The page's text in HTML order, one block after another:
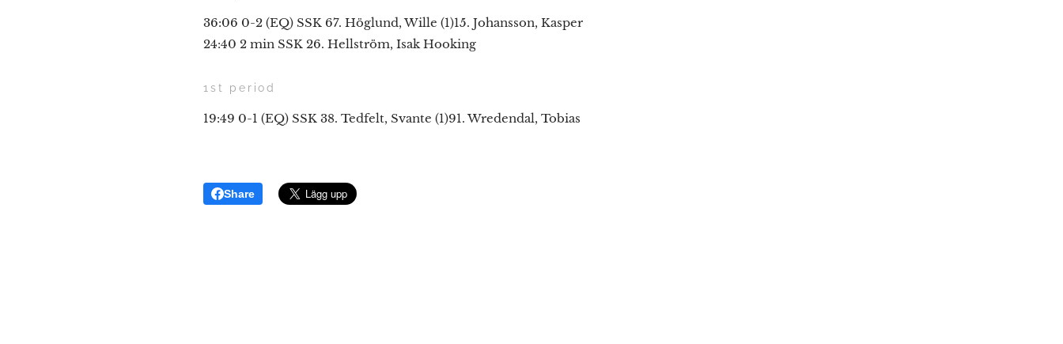
36:06 0-2 (EQ) SSK 67. Höglund, Wille (1)15. Johansson, Kasper
24:40 2 min SSK 26. Hellström, Isak Hooking
1st period
19:49 0-1 (EQ) SSK 38. Tedfelt, Svante (1)91. Wredendal, Tobias
Share